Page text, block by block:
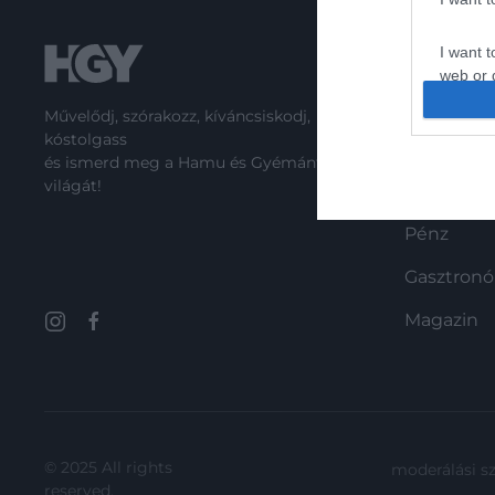
I want
web or
I want
I want
Művelődj, szórakozz, kíváncsiskodj,
kóstolgass
és ismerd meg a Hamu és Gyémánt
világát!
Pénz
Magazin
© 2025 All rights
reserved.
moderálási